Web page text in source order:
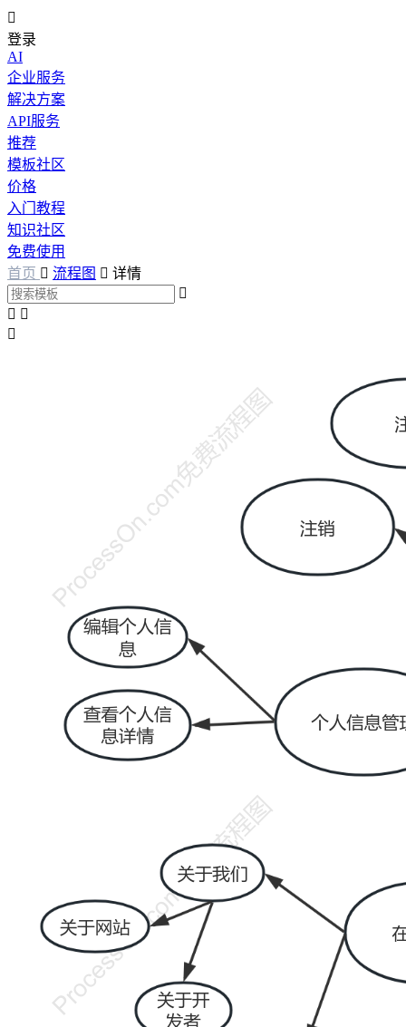

登录
AI
企业服务
解决方案
API服务
推荐
模板社区
价格
入门教程
知识社区
免费使用
首页  流程图  详情

 
